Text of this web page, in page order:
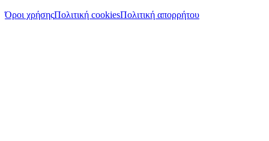
Όροι χρήσηςΠολιτική cookiesΠολιτική απορρήτου